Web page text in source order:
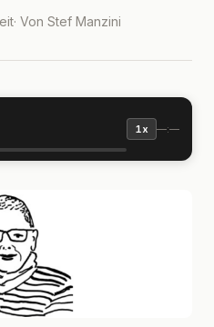
· Von Stef Manzini
1x —:—